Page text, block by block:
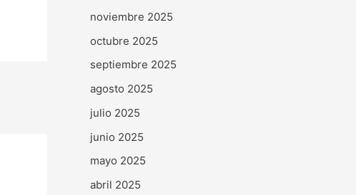
noviembre 2025
octubre 2025
septiembre 2025
agosto 2025
julio 2025
junio 2025
mayo 2025
abril 2025